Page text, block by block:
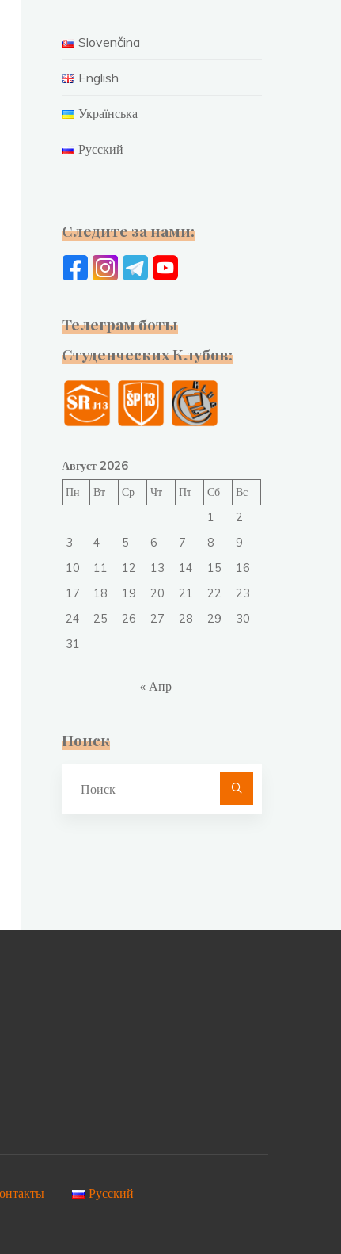
Slovenčina
English
Українська
Русский
Следите за нами:
Телеграм боты
Студенческих Клубов:
Август 2026
Пн
Вт Ср Чт Пт Сб
Вс
1
2
3
4 5 6 7 8
9
10
11 12 13 14 15
16
17
18 19 20 21 22
23
24
25 26 27 28 29
30
31
« Апр
Поиск
Русский